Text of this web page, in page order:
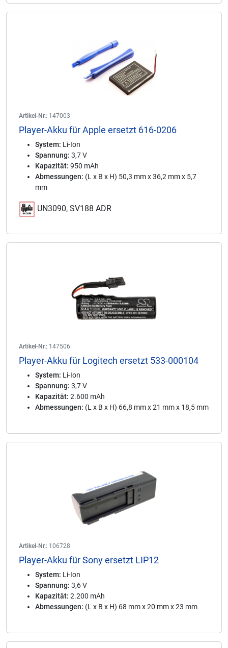
Artikel-Nr.: 147003
Player-Akku für Apple ersetzt 616-0206
System: Li-Ion
Spannung: 3,7 V
Kapazität: 950 mAh
Abmessungen: (L x B x H) 50,3 mm x 36,2 mm x 5,7
mm
UN3090, SV188 ADR
Artikel-Nr.: 147506
Player-Akku für Logitech ersetzt 533-000104
System: Li-Ion
Spannung: 3,7 V
Kapazität: 2.600 mAh
Abmessungen: (L x B x H) 66,8 mm x 21 mm x 18,5 mm
Artikel-Nr.: 106728
Player-Akku für Sony ersetzt LIP12
System: Li-Ion
Spannung: 3,6 V
Kapazität: 2.200 mAh
Abmessungen: (L x B x H) 68 mm x 20 mm x 23 mm